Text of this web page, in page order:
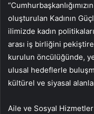
oluşturulan Kadının
ilimizde kadın
arası iş birliğini
kurulun öncülüğünde,
ulusal hedeflerle
kültürel ve siyasal
Aile ve Sosyal